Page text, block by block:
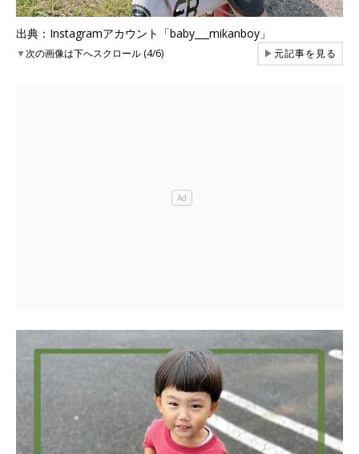
出典：Instagramアカウント「baby___mikanboy」
▼次の画像は下へスクロール (4/6) ▶元記事を見る